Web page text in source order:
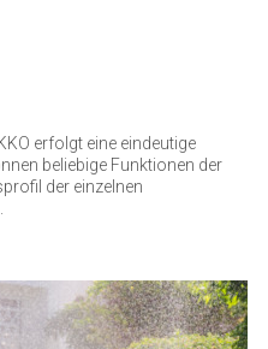
erfolgt eine eindeutige
beliebige Funktionen der
der einzelnen